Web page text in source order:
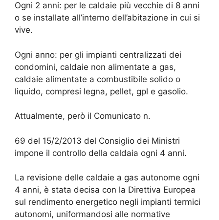
Ogni 2 anni: per le caldaie più vecchie di 8 anni
o se installate all’interno dell’abitazione in cui si
vive.
Ogni anno: per gli impianti centralizzati dei
condomini, caldaie non alimentate a gas,
caldaie alimentate a combustibile solido o
liquido, compresi legna, pellet, gpl e gasolio.
Attualmente, però il Comunicato n.
69 del 15/2/2013 del Consiglio dei Ministri
impone il controllo della caldaia ogni 4 anni.
La revisione delle caldaie a gas autonome ogni
4 anni, è stata decisa con la Direttiva Europea
sul rendimento energetico negli impianti termici
autonomi, uniformandosi alle normative